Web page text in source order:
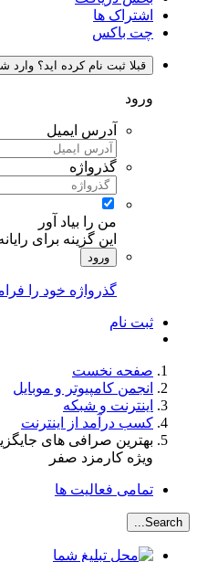
اشتراک ها
چت باکس
قبلا ثبت نام کرده اید؟ وارد شوید
ورود
آدرس ایمیل
گذرواژه
من را بیاد آور
این گزینه برای
ورود
گذرواژه خود را
ثبت نام
صفحه نخست
انجمن کامپیوتر و موبایل
اینترنت و شبکه
کسب درآمد از اینترنت
ویژه کارمزد صفر
تمامی فعالیت ها